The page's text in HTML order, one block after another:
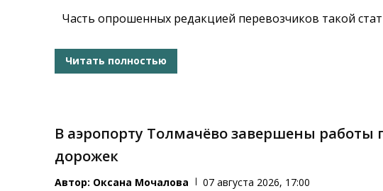
Часть опрошенных редакцией перевозчиков такой
Читать полностью
В аэропорту Толмачёво завершены
дорожек
Автор: Оксана Мочалова 07 августа 2026, 17:00